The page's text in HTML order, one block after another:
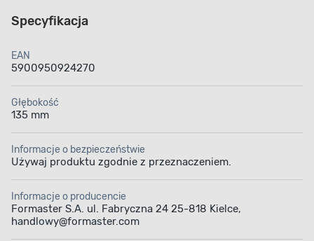
Specyfikacja
EAN
5900950924270
Głębokość
135 mm
Informacje o bezpieczeństwie
Używaj produktu zgodnie z przeznaczeniem.
Informacje o producencie
Formaster S.A. ul. Fabryczna 24 25-818 Kielce,
handlowy@formaster.com